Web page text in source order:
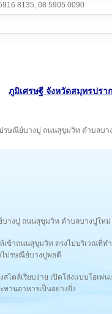
8135, 08 5905 0090
ภูมิเศรษฐี จังหวัดสมุทรปรา
ษณีย์บางปู ถนนสุขุมวิท ตำบลบา
างปู ถนนสุขุมวิท ตำบลบางปูใหม่
เข้าถนนสุขุมวิท ตรงไปบริเวณที่ท
ปรษณีย์บางปูพอดี
สไตล์เรียบง่าย เปิดโล่งแบบโอเพ่
ทานอาหารเป็นอย่างยิ่ง